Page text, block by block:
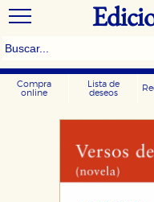
Compra
online
Lista de
deseos